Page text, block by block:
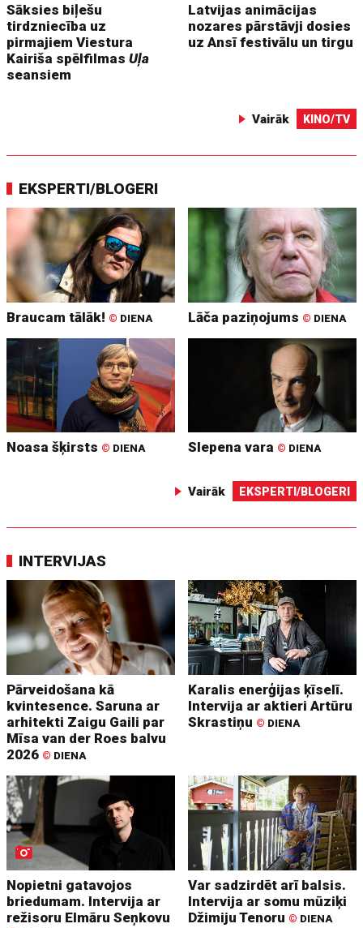
Sāksies biļešu
tirdzniecība uz
pirmajiem Viestura
Kairiša spēlfilmasUļa
seansiem
Latvijas animācijas
nozares pārstāvji dosies
uz Ansī festivālu un tirgu
Vairāk KINO/TV
EKSPERTI/BLOGERI
Braucam tālāk! © DIENA Lāča paziņojums © DIENA
Noasa šķirsts © DIENA Slepena vara © DIENA
Vairāk EKSPERTI/BLOGERI
INTERVIJAS
Pārveidošana kā
kvintesence. Saruna ar
arhitekti Zaigu Gaili par
Mīsa van der Roes balvu
2026 © DIENA
Karalis enerģijas ķīselī.
Intervija ar aktieri Artūru
Skrastiņu © DIENA
Nopietni gatavojos
briedumam. Intervija ar
režisoru Elmāru Seņkovu
Var sadzirdēt arī balsis.
Intervija ar somu mūziķi
Džimiju Tenoru © DIENA